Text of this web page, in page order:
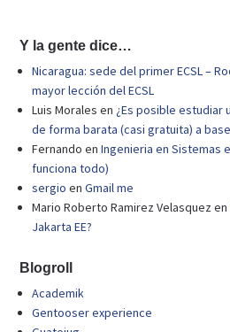
Y la gente dice…
Nicaragua: sede del primer ECSL –
mayor lección del ECSL
Luis Morales en ¿Es posible estudiar
de forma barata (casi gratuita) a
Fernando enIngenieria en Sistemas
funciona todo)
sergio enGmail me
Mario Roberto Ramirez Velasquezen
Jakarta EE?
Blogroll
Academik
Gentooser experience